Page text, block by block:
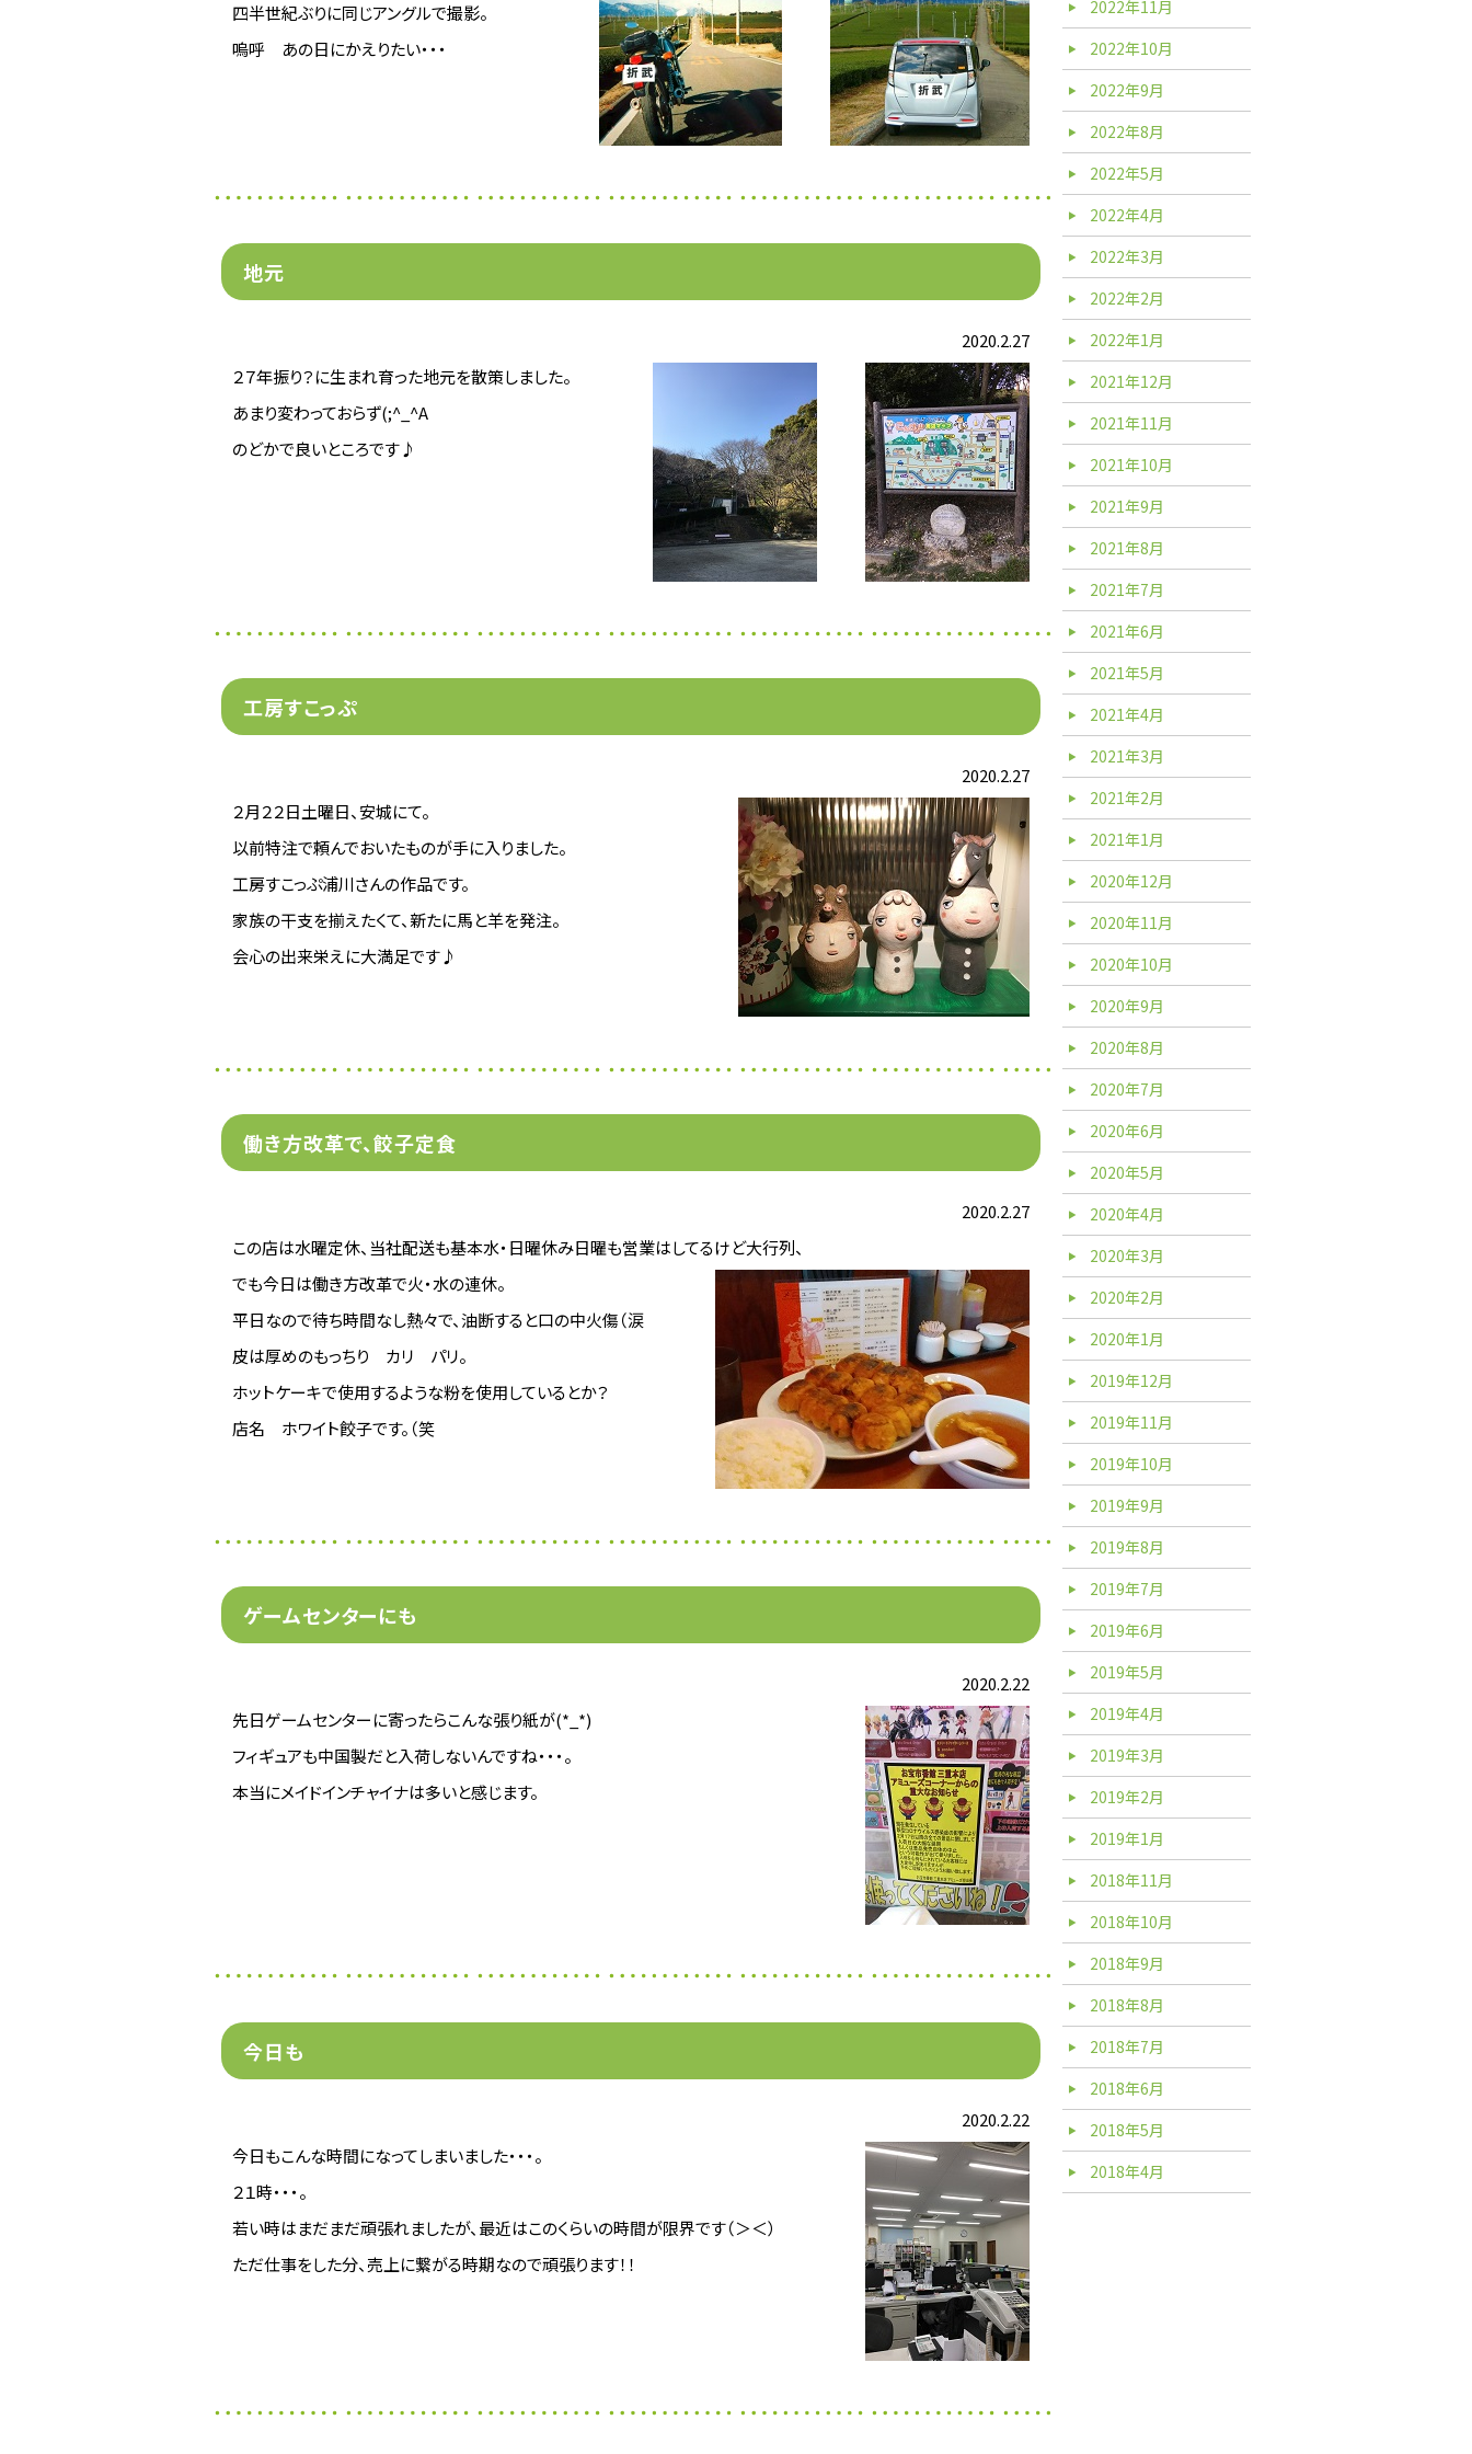
四半世紀ぶりに同じアングルで撮影。
嗚呼 あの日にかえりたい・・・
地元
2020.2.27
２７年振り？に生まれ育った地元を散策しました。
あまり変わっておらず(;^_^A
のどかで良いところです♪
工房すこっぷ
2020.2.27
２月２２日土曜日、安城にて。
以前特注で頼んでおいたものが手に入りました。
工房すこっぷ浦川さんの作品です。
家族の干支を揃えたくて、新たに馬と羊を発注。
会心の出来栄えに大満足です♪
働き方改革で、餃子定食
2020.2.27
この店は水曜定休、当社配送も基本水・日曜休み日曜も営業はしてるけど大行列、
でも今日は働き方改革で火・水の連休。
平日なので待ち時間なし熱々で、油断すると口の中火傷（涙
皮は厚めのもっちり カリ パリ。
ホットケーキで使用するような粉を使用しているとか？
店名 ホワイト餃子です。（笑
ゲームセンターにも
2020.2.22
先日ゲームセンターに寄ったらこんな張り紙が(*_*)
フィギュアも中国製だと入荷しないんですね・・・。
本当にメイドインチャイナは多いと感じます。
今日も
2020.2.22
今日もこんな時間になってしまいました・・・。
２１時・・・。
若い時はまだまだ頑張れましたが、最近はこのくらいの時間が限界です（＞＜）
ただ仕事をした分、売上に繋がる時期なので頑張ります！！
2022年11月
2022年10月
2022年9月
2022年8月
2022年5月
2022年4月
2022年3月
2022年2月
2022年1月
2021年12月
2021年11月
2021年10月
2021年9月
2021年8月
2021年7月
2021年6月
2021年5月
2021年4月
2021年3月
2021年2月
2021年1月
2020年12月
2020年11月
2020年10月
2020年9月
2020年8月
2020年7月
2020年6月
2020年5月
2020年4月
2020年3月
2020年2月
2020年1月
2019年12月
2019年11月
2019年10月
2019年9月
2019年8月
2019年7月
2019年6月
2019年5月
2019年4月
2019年3月
2019年2月
2019年1月
2018年11月
2018年10月
2018年9月
2018年8月
2018年7月
2018年6月
2018年5月
2018年4月